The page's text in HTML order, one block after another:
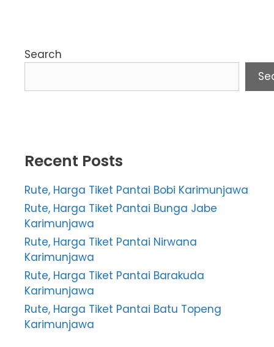
Search
Recent Posts
Rute, Harga Tiket Pantai Bobi Karimunjawa
Rute, Harga Tiket Pantai Bunga Jabe
Karimunjawa
Rute, Harga Tiket Pantai Nirwana
Karimunjawa
Rute, Harga Tiket Pantai Barakuda
Karimunjawa
Rute, Harga Tiket Pantai Batu Topeng
Karimunjawa